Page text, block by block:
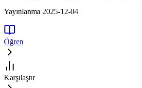
Yayınlanma 2025-12-04
Öğren
Karşılaştır